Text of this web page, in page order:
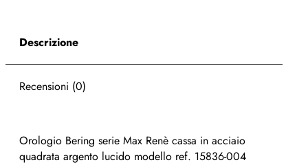
Descrizione
Recensioni (0)
Orologio Bering serie Max Renè cassa in acciaio
quadrata argento lucido modello ref. 15836-004